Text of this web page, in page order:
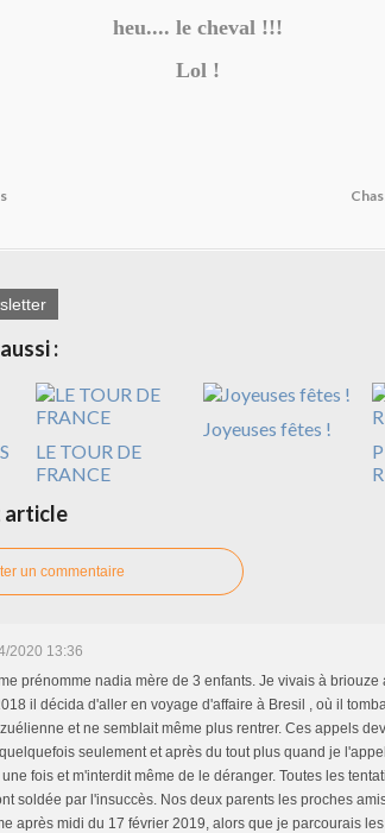
heu.... le cheval !!!
Lol !
:
LE TOUR DE
FRANCE
Joyeuses fêtes !
article
un commentaire
2020 13:36
prénomme nadia mère de 3 enfants. Je vivais à briouze
il décida d'aller en voyage d'affaire à Bresil , où il
et ne semblait même plus rentrer. Ces appels
seulement et après du tout plus quand je
fois et m'interdit même de le déranger. Toutes les
soldée par l'insuccès. Nos deux parents les proches
après midi du 17 février 2019, alors que je parcourais